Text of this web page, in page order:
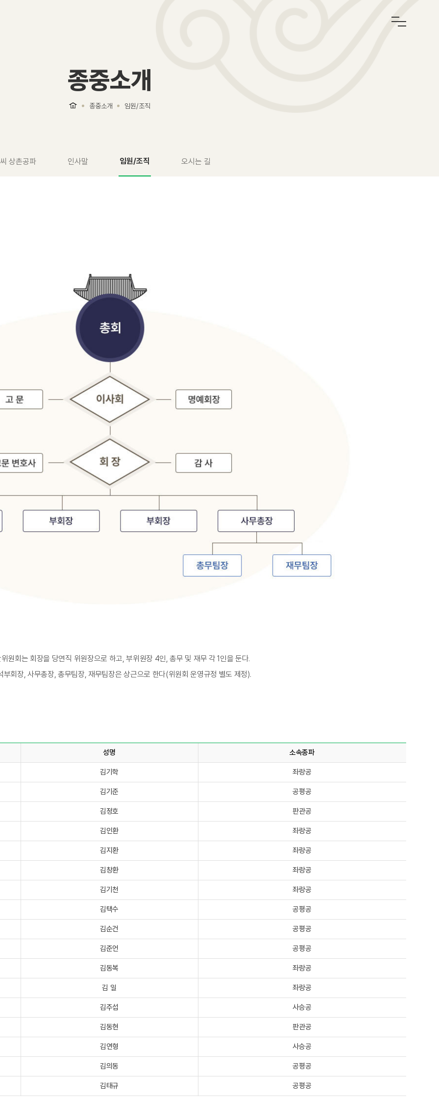
종중소개
종중소개 임원/조직
상촌공파 인사말 임원/조직 오시는 길
원회는 회장을 당연직 위원장으로 하고, 부위원장 4인, 총무 및 재무 각 1인을 둔다.
부회장, 사무총장, 총무팀장, 재무팀장은 상근으로 한다(위원회 운영규정 별도 제정).
성명 소속종파
김기학 좌랑공
김기준 공평공
김정호 판관공
김인환 좌랑공
김지환 좌랑공
김창환 좌랑공
김기천 좌랑공
김택수 공평공
김순건 공평공
김준언 공평공
김동복 좌랑공
김 일 좌랑공
김주섭 사승공
김동현 판관공
김연형 사승공
김의동 공평공
김태규 공평공